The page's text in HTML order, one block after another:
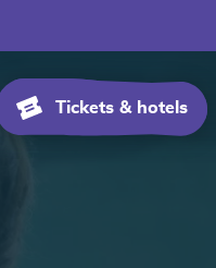
Tickets & hotels